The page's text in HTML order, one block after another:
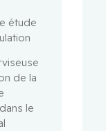
étude
de la
le